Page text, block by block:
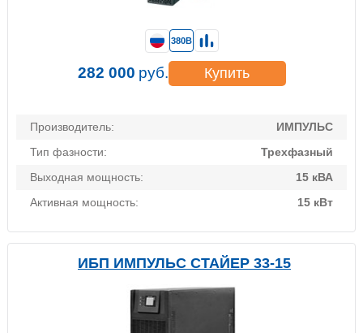
Производитель:
ИМПУЛЬС
Тип фазности:
Трехфазный
Выходная мощность:
15 кВА
Активная мощность:
15 кВт
380В
282 000 руб. Купить
ИБП ИМПУЛЬС СТАЙЕР 33-15